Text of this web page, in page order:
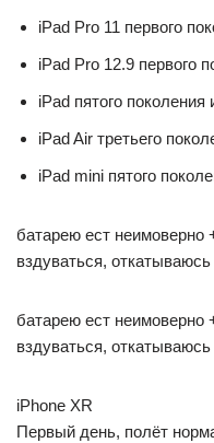
iPad Pro 11 первого
iPad Pro 12.9 первого
iPad пятого поколения
iPad Air третьего
iPad mini пятого
батарею ест неимоверно
вздуваться,
батарею ест неимоверно
вздуваться,
iPhone XR
Первый день, полёт